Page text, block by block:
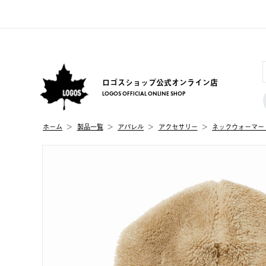
ロゴスショップ公式オンライン店
LOGOS OFFICIAL ONLINE SHOP
ホーム 製品⼀覧 アパレル アクセサリー ネックウォーマ